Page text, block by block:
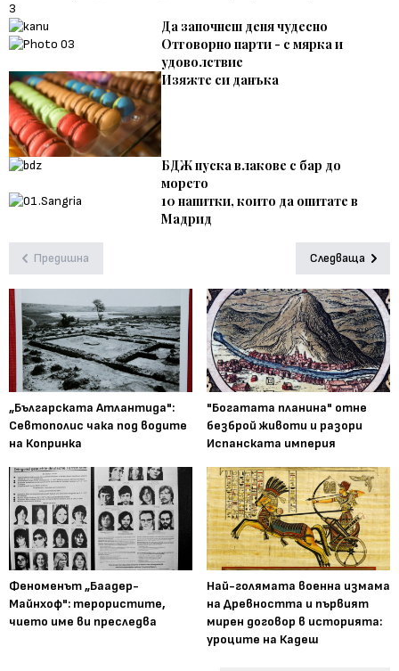
Да започнеш деня чудесно
Отговорно парти - с мярка и
удоволствие
Изяжте си данъка
БДЖ пуска влакове с бар до
морето
10 напитки, които да опитате в
Мадрид
Предишна Следваща
„Българската Атлантида":
Севтополис чака под водите
на Копринка
"Богатата планина" отне
безброй животи и разори
Испанската империя
Феноменът „Баадер-
Майнхоф": терористите,
чието име ви преследва
Най-голямата военна измама
на Древността и първият
мирен договор в историята:
уроците на Кадеш